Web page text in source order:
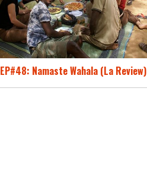
EP#48: Namaste Wahala (La Review)